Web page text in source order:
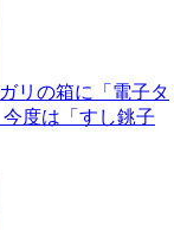
ガリの箱に「電子タ
度は「すし銚子